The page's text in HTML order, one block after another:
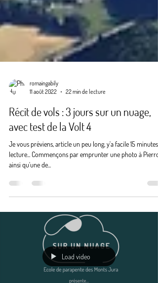
11 août 2022
22 min de lecture
Récit de vols : 3 jours sur un nuage,
avec test de la Volt 4
Je vous préviens, article un peu long, y'a facile 15 minutes de
ainsi qu'une de...
Load video